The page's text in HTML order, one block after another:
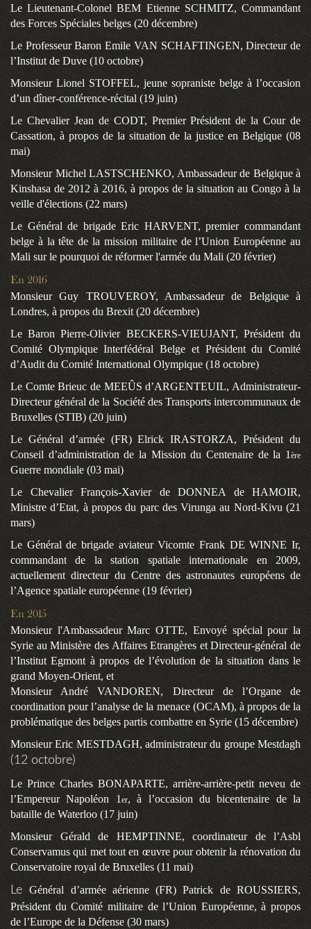
Le Lieutenant-Colonel BEM Etienne SCHMITZ, Commandant
des Forces Spéciales belges (20 décembre)
Le Professeur Baron Emile VAN SCHAFTINGEN, Directeur de
l’Institut de Duve (10 octobre)
Monsieur Lionel STOFFEL, jeune sopraniste belge à l’occasion
d’un dîner-conférence-récital (19 juin)
Le Chevalier Jean de CODT, Premier Président de la Cour de
Cassation, à propos dela situation de la justice en Belgique (08
mai)
Monsieur Michel LASTSCHENKO, Ambassadeur de Belgique à
Kinshasa de 2012 à 2016, à propos de la situation au Congo à la
veille d'élections (22 mars)
Le Général de brigade Eric HARVENT, premier commandant
belge à la tête de la mission militaire de l’Union Européenne au
Mali sur le pourquoi de réformer l'armée du Mali (20 février)
En 2016
Monsieur Guy TROUVEROY, Ambassadeur de Belgique à
Londres, à propos du Brexit (20 décembre)
Le Baron Pierre-Olivier BECKERS-VIEUJANT, Président du
Comité Olympique Interfédéral Belge et Président du Comité
d’Audit du Comité International Olympique (18 octobre)
Le Comte Brieuc de MEEÛS d’ARGENTEUIL, Administrateur-
Directeur général de la Société des Transports intercommunaux de
Bruxelles (STIB) (20 juin)
Le Général d’armée (FR) Elrick IRASTORZA, Président du
Conseil d’administration de la Mission du Centenaire de la 1 ère
Guerre mondiale (03 mai)
Le Chevalier François-Xavier de DONNEA de HAMOIR,
Ministre d’Etat, à propos du parc des Virunga au Nord-Kivu (21
mars)
Le Général de brigade aviateur Vicomte Frank DE WINNE Ir,
commandant de la station spatiale internationale en 2009,
actuellement directeur du Centre des astronautes européens de
l’Agence spatiale européenne (19 février)
En 2015
Monsieur l'Ambassadeur Marc OTTE, Envoyé spécial pour la
Syrie au Ministère des Affaires Etrangères et Directeur-général de
l’Institut Egmont à propos de l’évolution de la situation dans le
grand Moyen-Orient, et
Monsieur André VANDOREN, Directeur de l’Organe de
coordination pour l’analyse de la menace (OCAM), à propos de la
problématique des belges partis combattre en Syrie (15 décembre)
Monsieur Eric MESTDAGH, administrateur du groupe Mestdagh
(12 octobre)
Le Prince Charles BONAPARTE, arrière-arrière-petit neveu de
l’Empereur Napoléon 1 er, à l’occasion du bicentenaire de la
bataille de Waterloo (17 juin)
Monsieur Gérald de HEMPTINNE, coordinateur de l’Asbl
Conservamus qui met tout en œuvre pour obtenir la rénovation du
Conservatoire royal de Bruxelles (11 mai)
LeGénéral d’armée aérienne (FR) Patrick de ROUSSIERS,
Président du Comité militaire de l’Union Européenne, à propos
de l’Europe de la Défense (30 mars)